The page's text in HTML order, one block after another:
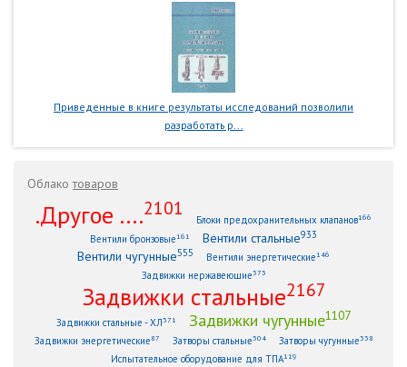
Приведенные в книге результаты исследований позволили
разработать р...
Облакотоваров
.Другое ....2101
Блоки предохранительных клапанов166
Вентили бронзовые161 Вентили стальные933
Вентили чугунные555 Вентили энергетические146
Задвижки нержавеющие373
Задвижки стальные2167
Задвижки стальные - ХЛ371 Задвижки чугунные1107
Задвижки энергетические87 Затворы стальные304 Затворы чугунные338
Испытательное оборудование для ТПА119